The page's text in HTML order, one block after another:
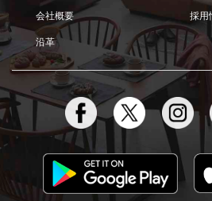
会社概要 採用
沿革